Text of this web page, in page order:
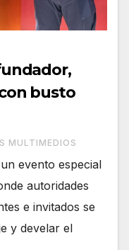
busto
MULTIMEDIOS
evento especial
autoridades
e invitados se
y develar el